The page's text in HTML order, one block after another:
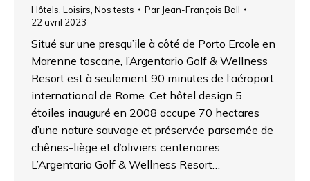
Hôtels, Loisirs, Nos tests Par Jean-François Ball
22 avril 2023
Situé sur une presqu’ile à côté de Porto Ercole en
Marenne toscane, l’Argentario Golf & Wellness
Resort est à seulement 90 minutes de l’aéroport
international de Rome. Cet hôtel design 5
étoiles inauguré en 2008 occupe 70 hectares
d’une nature sauvage et préservée parsemée de
chênes-liège et d’oliviers centenaires.
L’Argentario Golf & Wellness Resort…